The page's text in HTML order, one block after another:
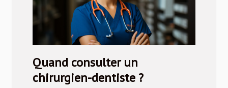
Quand consulter un
chirurgien-dentiste ?